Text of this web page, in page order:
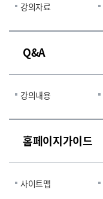
강의자료
Q&A
강의내용
홈페이지가이드
사이트맵